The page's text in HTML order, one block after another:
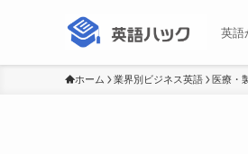
英語
ホーム 業界別ビジネス英語 医療・